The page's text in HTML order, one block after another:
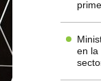
en la